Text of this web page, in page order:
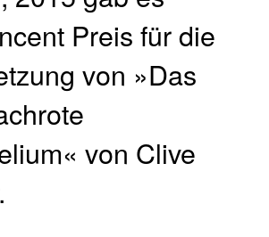
Preis für die
von »Das
von Clive